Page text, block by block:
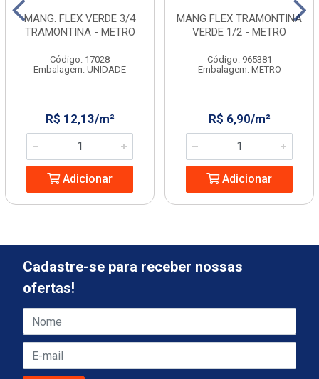
MANG. FLEX VERDE 3/4
TRAMONTINA - METRO
Código: 17028
Embalagem: UNIDADE
R$ 12,13/m²
Adicionar
MANG FLEX TRAMONTINA
VERDE 1/2 - METRO
Código: 965381
Embalagem: METRO
R$ 6,90/m²
Adicionar
Cadastre-se para receber nossas
ofertas!